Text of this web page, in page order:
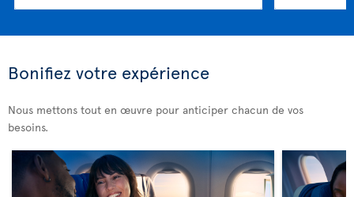
Bonifiez votre expérience
Nous mettons tout en œuvre pour anticiper chacun de vos
besoins.